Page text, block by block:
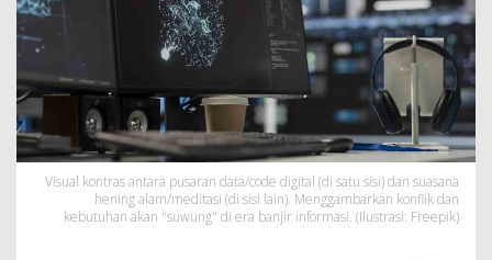
a
a
:
T
i
t
e
Visual kontras antara pusaran data/code digital (di satu sisi) dan suasana
hening alam/meditasi (di sisi lain). Menggambarkan konflik dan
kebutuhan akan "suwung" di era banjir informasi. (Ilustrasi: Freepik)